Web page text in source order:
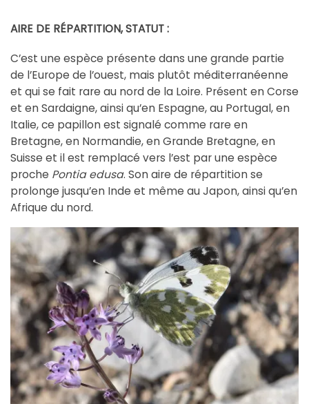
AIRE DE RÉPARTITION, STATUT :
C’est une espèce présente dans une grande partie
de l’Europe de l’ouest, mais plutôt méditerranéenne
et qui se fait rare au nord de la Loire. Présent en Corse
et en Sardaigne, ainsi qu’en Espagne, au Portugal, en
Italie, ce papillon est signalé comme rare en
Bretagne, en Normandie, en Grande Bretagne, en
Suisse et il est remplacé vers l’est par une espèce
proche Pontia edusa. Son aire de répartition se
prolonge jusqu’en Inde et même au Japon, ainsi qu’en
Afrique du nord.